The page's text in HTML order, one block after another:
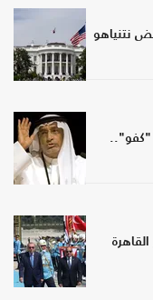
نتنياهو
"كفو"..
جر القاهرة